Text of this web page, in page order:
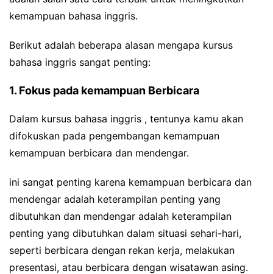
kemampuan bahasa inggris.
Berikut adalah beberapa alasan mengapa kursus
bahasa inggris sangat penting:
1. Fokus pada kemampuan Berbicara
Dalam kursus bahasa inggris , tentunya kamu akan
difokuskan pada pengembangan kemampuan
kemampuan berbicara dan mendengar.
ini sangat penting karena kemampuan berbicara dan
mendengar adalah keterampilan penting yang
dibutuhkan dan mendengar adalah keterampilan
penting yang dibutuhkan dalam situasi sehari-hari,
seperti berbicara dengan rekan kerja, melakukan
presentasi, atau berbicara dengan wisatawan asing.